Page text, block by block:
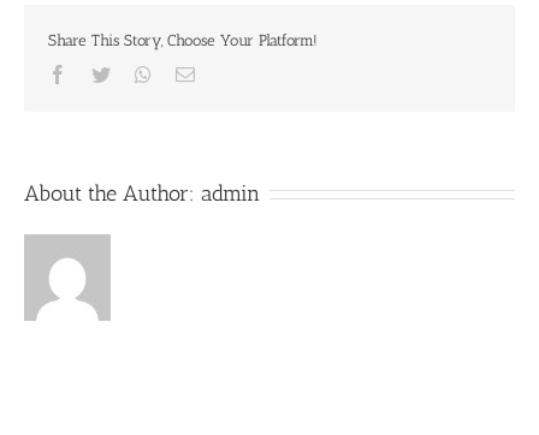
July
Share This Story, Choose Your Platform!
Facebook
Twitter Whatsapp
Email
About the Author: admin